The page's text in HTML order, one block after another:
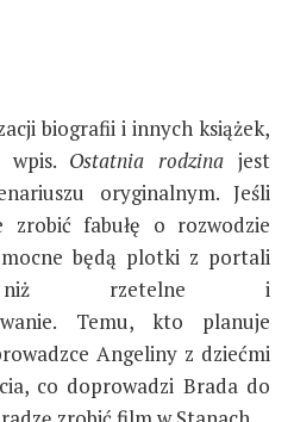
biografii i innych książek,
Ostatnia rodzina jest
oryginalnym. Jeśli
zrobić fabułę o rozwodzie
będą plotki z portali
niż rzetelne i
Temu, kto planuje
Angeliny z dziećmi
co doprowadzi Brada do